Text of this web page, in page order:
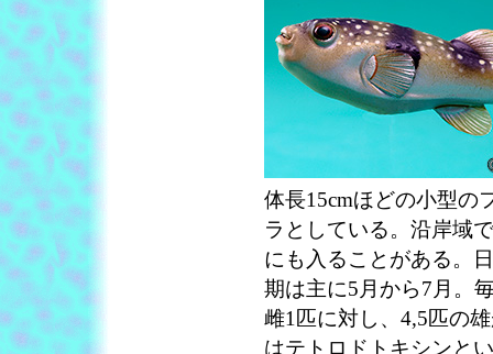
体長15cmほどの小型の
ラとしている。沿岸域
にも入ることがある。
期は主に5月から7月。
雌1匹に対し、4,5匹の
はテトロドトキシンと